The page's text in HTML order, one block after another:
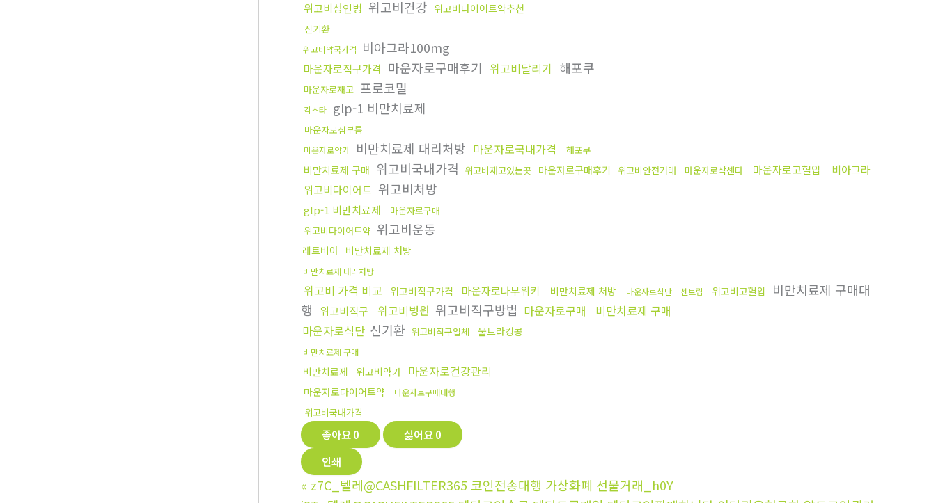
위고비성인병 위고비건강 위고비다이어트약추천
신기환
위고비약국가격 비아그라100mg
마운자로직구가격 마운자로구매후기 위고비달리기 해포쿠
마운자로재고 프로코밀
칵스타 glp-1 비만치료제
마운자로심부름
마운자로약가 비만치료제 대리처방 마운자로국내가격 해포쿠
비만치료제 구매 위고비국내가격 위고비재고있는곳 마운자로구매후기 위고비안전거래 마운자로삭센다 마운자로고혈압
비아그라
위고비다이어트 위고비처방
glp-1 비만치료제
마운자로구매
위고비다이어트약 위고비운동
레트비아 비만치료제 처방
비만치료제 대리처방
위고비 가격 비교 위고비직구가격 마운자로나무위키 비만치료제 처방 마운자로식단 센트립 위고비고혈압 비만치료제 구매대
행
위고비직구 위고비병원 위고비직구방법 마운자로구매
비만치료제 구매
마운자로식단 신기환 위고비직구업체 울트라킹콩
비만치료제 구매
비만치료제 위고비약가 마운자로건강관리
마운자로다이어트약 마운자로구매대행
위고비국내가격
좋아요0 싫어요0
인쇄
« z7C_텔레@CASHFILTER365 코인전송대행 가상화폐 선물거래_h0Y